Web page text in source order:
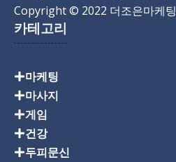
Copyright© 2022 더조은마케팅
카테고리
마케팅
마사지
게임
건강
두피문신